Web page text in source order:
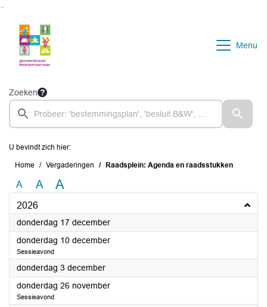
Menu
Zoeken
U bevindt zich hier:
Home Vergaderingen Raadsplein: Agenda en raadsstukken
A A A
2026
donderdag 17 december2026
donderdag 10 december2026
Sessieavond
donderdag 3 december2026
donderdag 26 november2026
Sessieavond